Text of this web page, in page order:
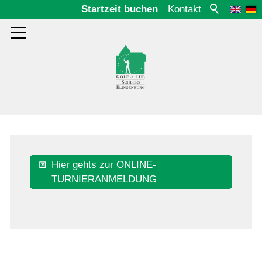
Kontakt
Startzeit buchen
2025
2024
2021
Hier gehts zur ONLINE-
TURNIERANMELDUNG